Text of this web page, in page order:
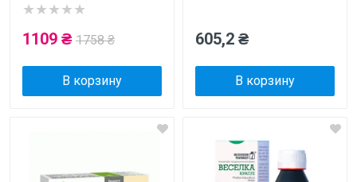
★★★★★
1109 ₴ 1758 ₴
В корзину
605,2 ₴
В корзину